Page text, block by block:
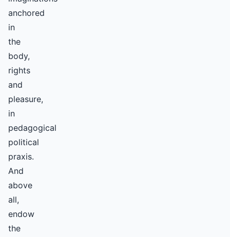
anchored
in
the
body,
rights
and
pleasure,
in
pedagogical
political
praxis.
And
above
all,
endow
the